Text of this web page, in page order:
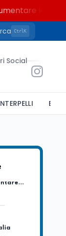
le pensioni:
CtrlK
Social
le